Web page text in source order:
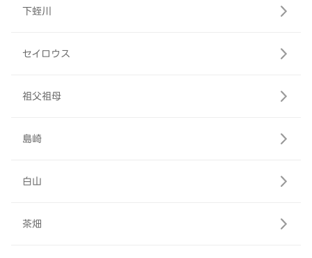
下蛭川
セイロウス
祖父祖母
島崎
白山
茶畑